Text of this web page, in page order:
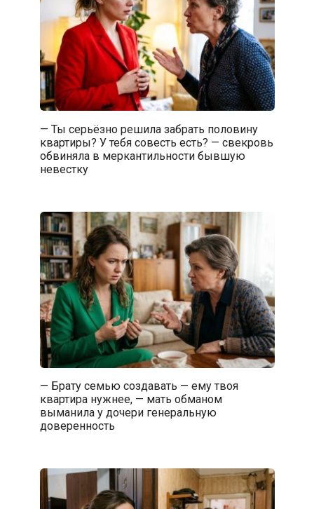
— Ты серьёзно решила забрать половину
квартиры? У тебя совесть есть? — свекровь
обвиняла в меркантильности бывшую
невестку
— Брату семью создавать — ему твоя
квартира нужнее, — мать обманом
выманила у дочери генеральную
доверенность